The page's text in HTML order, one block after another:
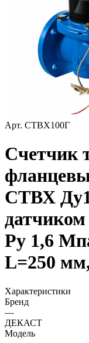
Арт. СТВХ100Г
Счетчик
СТВХ
Ру 1,6
L=250
Характеристики
Бренд
—
ДЕКАСТ
Модель